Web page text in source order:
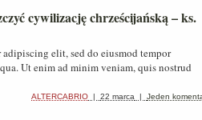
cywilizację chrześcijańską – ks.
elit, sed do eiusmod tempor
Ut enim ad minim veniam, quis nostrud
ALTERCABRIO | 22 marca | Jeden